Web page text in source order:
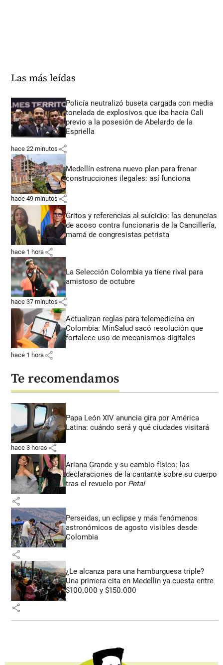
Las más leídas
Policía neutralizó buseta cargada con media
tonelada de explosivos que iba hacia Cali
previo a la posesión de Abelardo de la
Espriella
hace 22 minutos share
Medellín estrena nuevo plan para frenar
construcciones ilegales: así funciona
hace 49 minutos share
Gritos y referencias al suicidio: las denuncias
de acoso contra funcionaria de la Cancillería,
mamá de congresistas petrista
hace 1 hora share
La Selección Colombia ya tiene rival para
amistoso de octubre
hace 37 minutos share
Actualizan reglas para telemedicina en
Colombia: MinSalud sacó resolución que
fortalece uso de mecanismos digitales
hace 1 hora share
Te recomendamos
Papa León XIV anuncia gira por América
Latina: cuándo será y qué ciudades visitará
hace 3 horas share
Ariana Grande y su cambio físico: las
declaraciones de la cantante sobre su cuerpo
tras el revuelo por Petal
share
Perseidas, un eclipse y más fenómenos
astronómicos de agosto visibles desde
Colombia
share
¿Le alcanza para una hamburguesa triple?
Una primera cita en Medellín ya cuesta entre
$100.000 y $150.000
share